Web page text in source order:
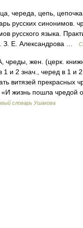
череда, цепь,
русских синонимов.
русского языка.
З. Е. Александрова …
жен. (церк.
1 и 2 знач., черед в 1 и
витязей прекрасных
жизнь пошла чредой
словарь Ушакова